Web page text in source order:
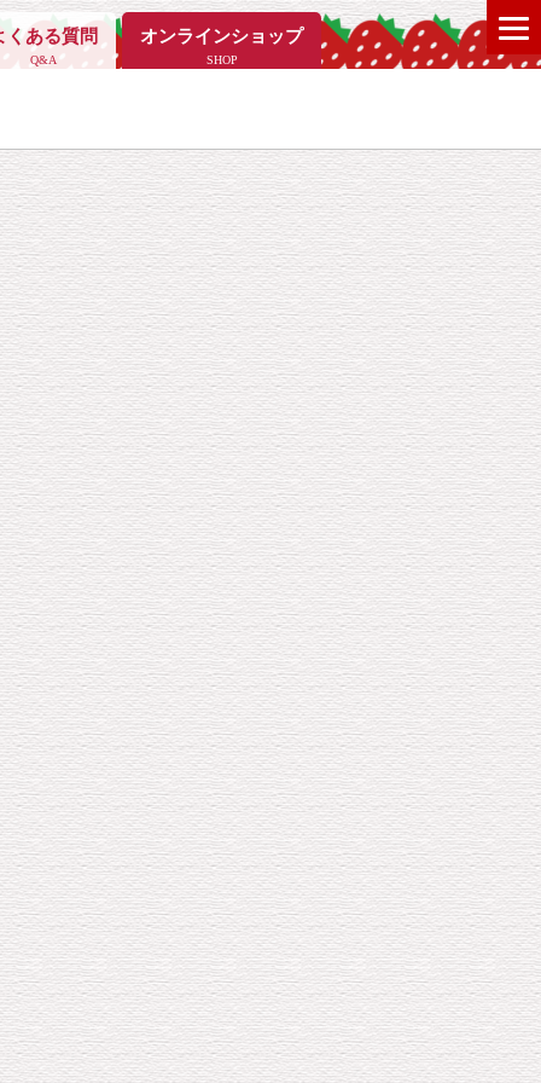
くある質問
Q&A
オンラインショップ
SHOP